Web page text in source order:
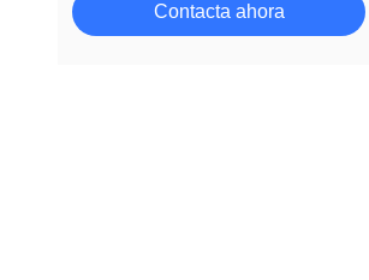
Contacta ahora